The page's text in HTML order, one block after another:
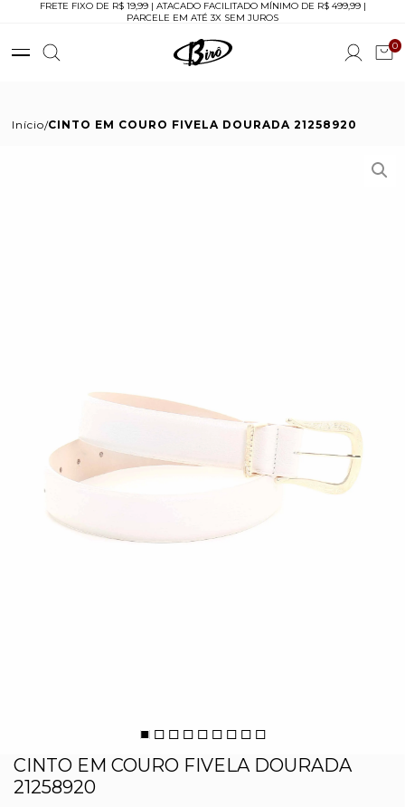
FRETE FIXO DE R$ 19,99 | ATACADO FACILITADO MÍNIMO DE R$ 499,99 |
PARCELE EM ATÉ 3X SEM JUROS
0
Início CINTO EM COURO FIVELA DOURADA 21258920
CINTO EM COURO FIVELA DOURADA
21258920